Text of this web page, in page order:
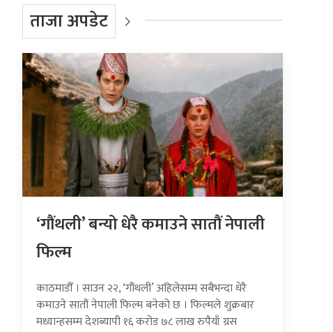
ताजा अपडेट
‘गौंथली’ बन्यो धेरै कमाउने सातौं नेपाली
फिल्म
काठमाडौँ । साउन २२, ‘गौंथली’ अहिलेसम्म सबैभन्दा धेरै
कमाउने सातौं नेपाली फिल्म बनेको छ । फिल्मले शुक्रबार
मध्यान्हसम्म देशब्यापी १६ करोड ७८ लाख रुपैयाँ ग्रस